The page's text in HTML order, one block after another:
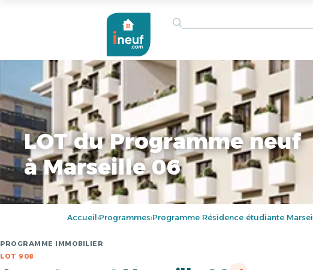
LOT du Programme neuf
à Marseille 06
Accueil›Programmes›Programme Résidence étudiante
PROGRAMME IMMOBILIER
LOT 908